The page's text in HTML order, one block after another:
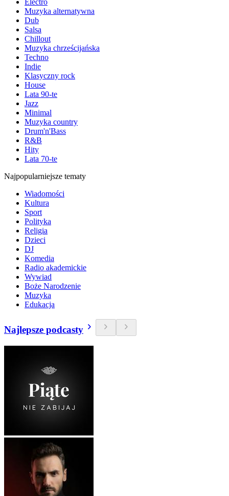
Electro
Muzyka alternatywna
Dub
Salsa
Chillout
Muzyka chrześcijańska
Techno
Indie
Klasyczny rock
House
Lata 90-te
Jazz
Minimal
Muzyka country
Drum'n'Bass
R&B
Hity
Lata 70-te
Najpopularniejsze tematy
Wiadomości
Kultura
Sport
Polityka
Religia
Dzieci
DJ
Komedia
Radio akademickie
Wywiad
Boże Narodzenie
Muzyka
Edukacja
Najlepsze podcasty